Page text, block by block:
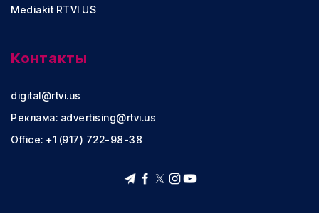
Mediakit RTVI US
Контакты
digital@rtvi.us
Реклама: advertising@rtvi.us
Office: +1 (917) 722-98-38